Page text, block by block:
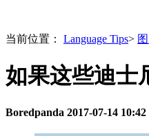
当前位置： Language Tips>
如果这些迪士
Boredpanda 2017-07-14 10:42